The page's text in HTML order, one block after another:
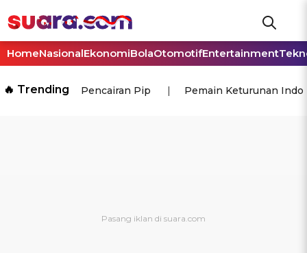
HomeNasionalEkonomiBolaOtomotifEntertainment
🔥 Trending Pencairan Pip Pemain Keturunan